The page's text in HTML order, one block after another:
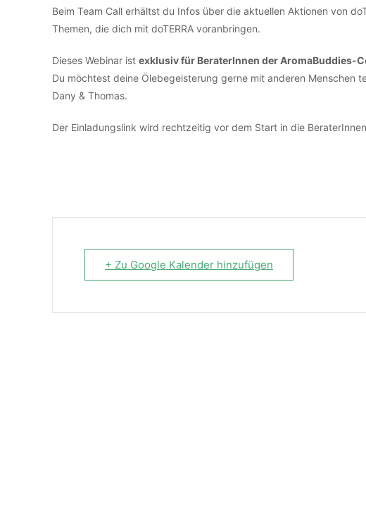
Beim Team Call erhältst du Infos über die aktuellen Aktionen von
Themen, die dich mit doTERRA voranbringen.
Dieses Webinar ist exklusiv für BeraterInnen der AromaBuddies-
Du möchtest deine Ölebegeisterung gerne mit anderen Menschen
Dany & Thomas.
Der Einladungslink wird rechtzeitig vor dem Start in die
+ Zu Google Kalender hinzufügen